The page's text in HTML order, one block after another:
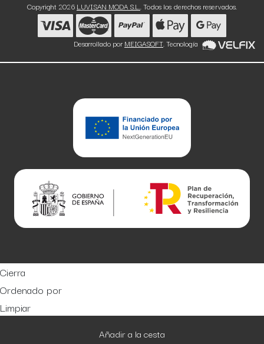
Copyright 2026 LUVISAN MODA S.L.. Todos los derechos reservados.
Desarrollado por MEIGASOFT. Tecnología
Cierra
Ordenado por
Limpiar